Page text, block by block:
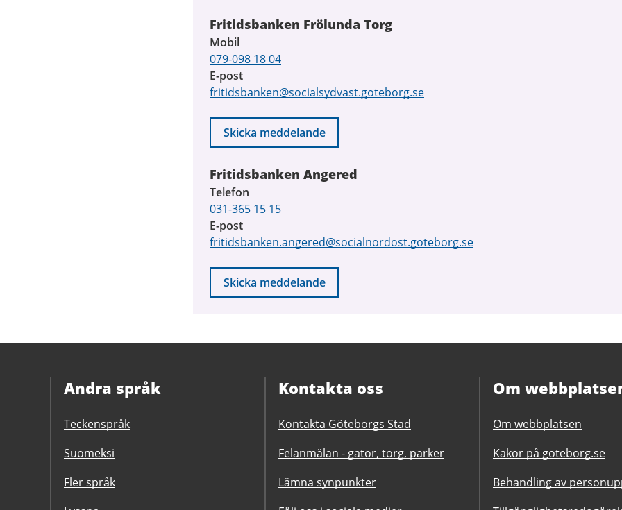
Fritidsbanken Frölunda Torg
Mobil
079-098 18 04
E-post
fritidsbanken@socialsydvast.goteborg.se
Skicka meddelande
Fritidsbanken Angered
Telefon
031-365 15 15
E-post
fritidsbanken.angered@socialnordost.goteborg.se
Skicka meddelande
Andra språk
Teckenspråk
Suomeksi
Fler språk
Kontakta oss
Kontakta Göteborgs Stad
Felanmälan - gator, torg, parker
Lämna synpunkter
Om
Om webbplatsen
Kakor på goteborg.se
Behandling av